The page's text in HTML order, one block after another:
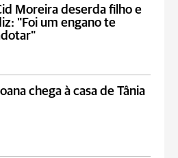
Moreira deserda filho e
"Foi um engano te
chega à casa de Tânia